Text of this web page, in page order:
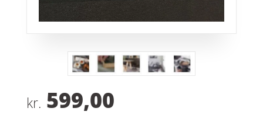
kr. 599,00